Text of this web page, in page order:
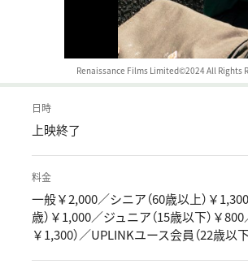
Renaissance Films Limited©2024 All Rights
日時
上映終了
料金
一般￥2,000／シニア（60歳以上）￥
歳）￥1,000／ジュニア（15歳以下）￥
￥1,300）／UPLINKユース会員（22歳以